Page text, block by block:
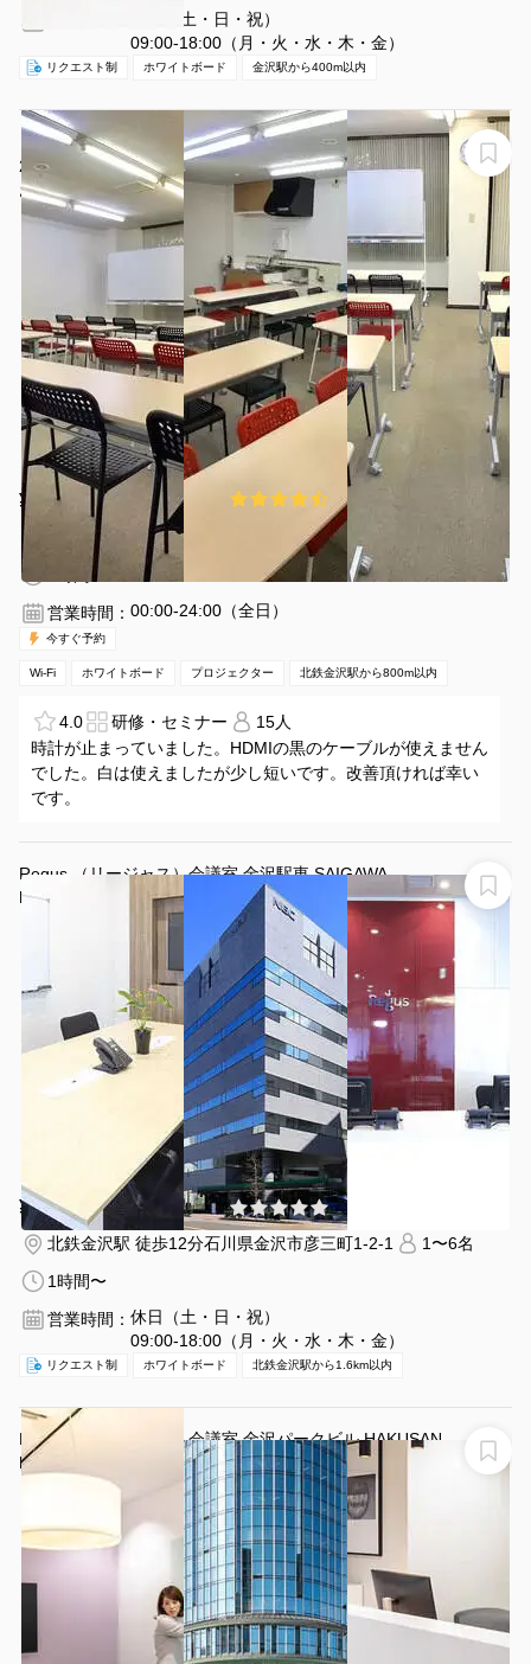
休日（土・日・祝）
09:00-18:00（月・火・水・木・金）
リクエスト制 ホワイトボード 金沢駅から400m以内
【お気軽会議室金沢安江町101】金沢駅東口徒歩８分、
24名着席可、プロジェクター、ホワイトボード、演台、
Wi-Fi無料。近隣コインパーキング多数（ロイヤル）
お気軽会議室 金沢安江町101
¥1760 〜 ¥1760 4.7
北鉄金沢駅 徒歩9分
石川県金沢市安江町11-13
2時間〜
営業時間： 00:00-24:00（全日）
今すぐ予約
Wi-Fi ホワイトボード プロジェクター 北鉄金沢駅から800m以内
4.0 研修・セミナー
15人
時計が止まっていました。HDMIの黒のケーブルが使えません
でした。白は使えましたが少し短いです。改善頂ければ幸い
です。
Regus （リージャス）会議室 金沢駅東 SAIGAWA
Regus 会議室 金沢駅東
¥2860 〜 ¥2860 /時間
(0件)
北鉄金沢駅 徒歩12分石川県金沢市彦三町1-2-1
1〜6名
1時間〜
営業時間： 休日（土・日・祝）
09:00-18:00（月・火・水・木・金）
リクエスト制 ホワイトボード 北鉄金沢駅から1.6km以内
Regus （リージャス）会議室 金沢パークビル HAKUSAN
Regus 会議室 金沢パークビル